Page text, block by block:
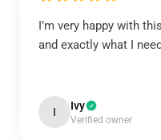
I’m very happy with
and exactly what I
I Ivy
Verified owner